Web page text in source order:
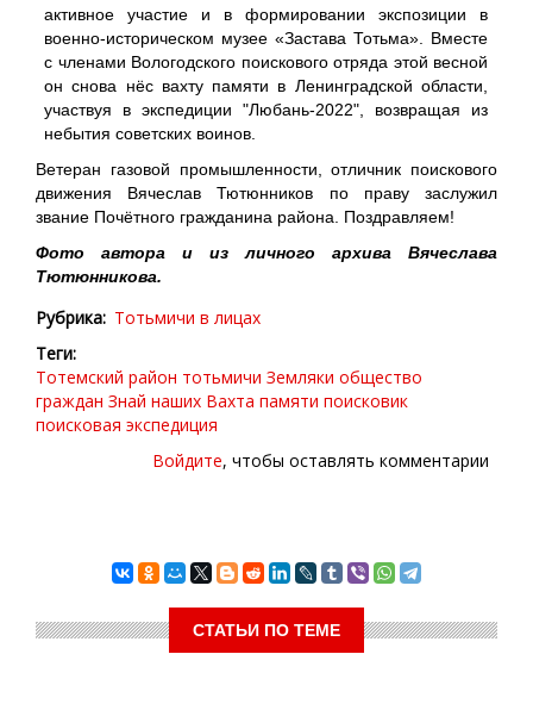
активное участие и в формировании экспозиции в
военно-историческом музее «Застава Тотьма». Вместе
с членами Вологодского поискового отряда этой весной
он снова нёс вахту памяти в Ленинградской области,
участвуя в экспедиции "Любань-2022", возвращая из
небытия советских воинов.
Ветеран газовой промышленности, отличник поискового
движения Вячеслав Тютюнников по праву заслужил
звание Почётного гражданина района. Поздравляем!
Фото автора и из личного архива Вячеслава
Тютюнникова.
Рубрика Тотьмичи в лицах
Теги
Тотемский район тотьмичи Земляки общество
граждан Знай наших Вахта памяти поисковик
поисковая экспедиция
Войдите, чтобы оставлять комментарии
СТАТЬИ ПО ТЕМЕ